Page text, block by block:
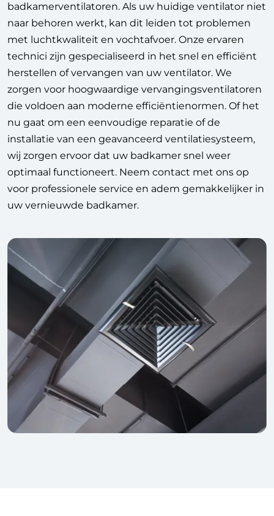
badkamerventilatoren. Als uw huidige ventilator niet
naar behoren werkt, kan dit leiden tot problemen
met luchtkwaliteit en vochtafvoer. Onze ervaren
technici zijn gespecialiseerd in het snel en efficiënt
herstellen of vervangen van uw ventilator. We
zorgen voor hoogwaardige vervangingsventilatoren
die voldoen aan moderne efficiëntienormen. Of het
nu gaat om een eenvoudige reparatie of de
installatie van een geavanceerd ventilatiesysteem,
wij zorgen ervoor dat uw badkamer snel weer
optimaal functioneert. Neem contact met ons op
voor professionele service en adem gemakkelijker in
uw vernieuwde badkamer.